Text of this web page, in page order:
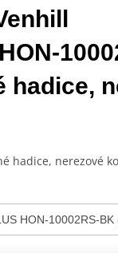
hadice,
hadice, nerezové